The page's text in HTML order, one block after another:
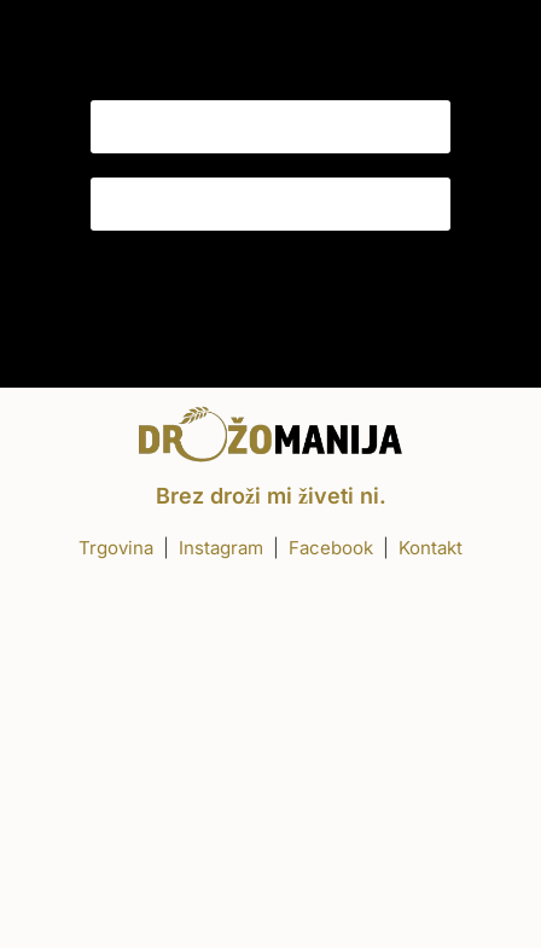
Brez droži mi živeti ni.
Trgovina Instagram Facebook Kontakt